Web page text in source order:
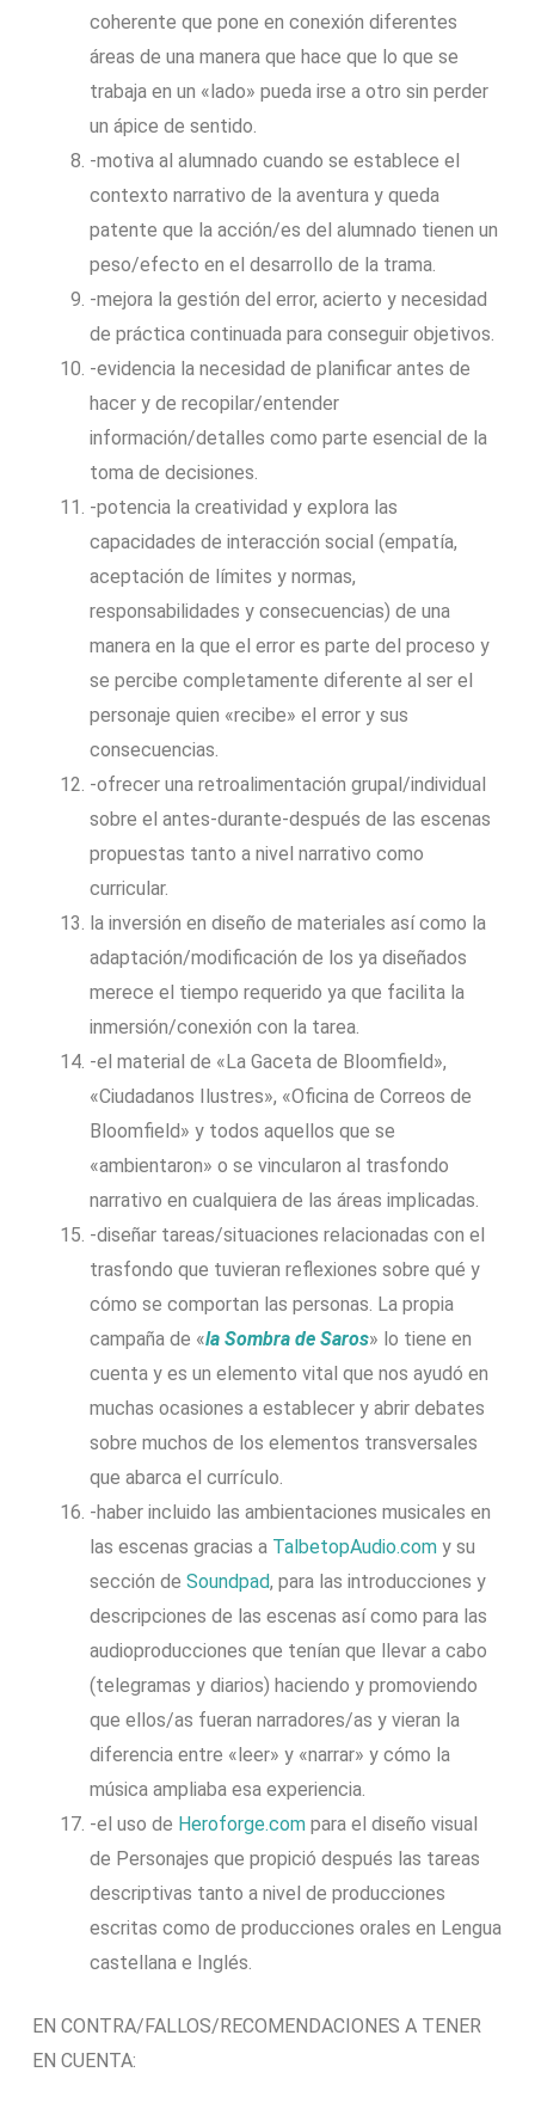
coherente que pone en conexión diferentes
áreas de una manera que hace que lo que se
trabaja en un «lado» pueda irse a otro sin perder
un ápice de sentido.
-motiva al alumnado cuando se establece el
contexto narrativo de la aventura y queda
patente que la acción/es del alumnado tienen un
peso/efecto en el desarrollo de la trama.
-mejora la gestión del error, acierto y necesidad
de práctica continuada para conseguir objetivos.
-evidencia la necesidad de planificar antes de
hacer y de recopilar/entender
información/detalles como parte esencial de la
toma de decisiones.
-potencia la creatividad y explora las
capacidades de interacción social (empatía,
aceptación de límites y normas,
responsabilidades y consecuencias) de una
manera en la que el error es parte del proceso y
se percibe completamente diferente al ser el
personaje quien «recibe» el error y sus
consecuencias.
-ofrecer una retroalimentación grupal/individual
sobre el antes-durante-después de las escenas
propuestas tanto a nivel narrativo como
curricular.
la inversión en diseño de materiales así como la
adaptación/modificación de los ya diseñados
merece el tiempo requerido ya que facilita la
inmersión/conexión con la tarea.
-el material de «La Gaceta de Bloomfield»,
«Ciudadanos Ilustres», «Oficina de Correos de
Bloomfield» y todos aquellos que se
«ambientaron» o se vincularon al trasfondo
narrativo en cualquiera de las áreas implicadas.
-diseñar tareas/situaciones relacionadas con el
trasfondo que tuvieran reflexiones sobre qué y
cómo se comportan las personas. La propia
campaña de «la Sombra de Saros» lo tiene en
cuenta y es un elemento vital que nos ayudó en
muchas ocasiones a establecer y abrir debates
sobre muchos de los elementos transversales
que abarca el currículo.
-haber incluido las ambientaciones musicales en
las escenas gracias a TalbetopAudio.com y su
sección deSoundpad, para las introducciones y
descripciones de las escenas así como para las
audioproducciones que tenían que llevar a cabo
(telegramas y diarios) haciendo y promoviendo
que ellos/as fueran narradores/as y vieran la
diferencia entre «leer» y «narrar» y cómo la
música ampliaba esa experiencia.
-el uso de Heroforge.com para el diseño visual
de Personajes que propició después las tareas
descriptivas tanto a nivel de producciones
escritas como de producciones orales en Lengua
castellana e Inglés.
EN CONTRA/FALLOS/RECOMENDACIONES A TENER
EN CUENTA: